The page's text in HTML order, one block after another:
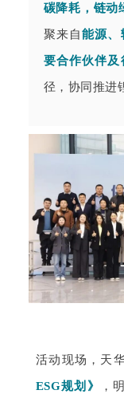
碳降耗，链
聚来自能源、
要合作伙伴及
径，协同推进
活动现场，天
ESG规划》 ，